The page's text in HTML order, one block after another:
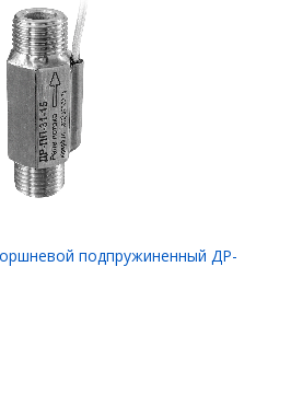
подпружиненный ДР-